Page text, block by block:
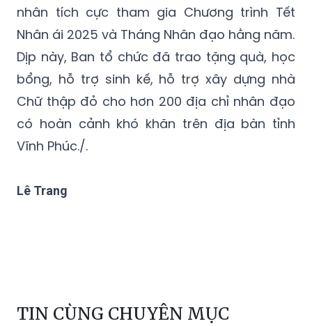
nhân tích cực tham gia Chương trình Tết
Nhân ái 2025 và Tháng Nhân đạo hằng năm.
Dịp này, Ban tổ chức đã trao tặng quà, học
bổng, hỗ trợ sinh kế, hỗ trợ xây dựng nhà
Chữ thập đỏ cho hơn 200 địa chỉ nhân đạo
có hoàn cảnh khó khăn trên địa bàn tỉnh
Vĩnh Phúc./.
Lê Trang
TIN CÙNG CHUYÊN MỤC